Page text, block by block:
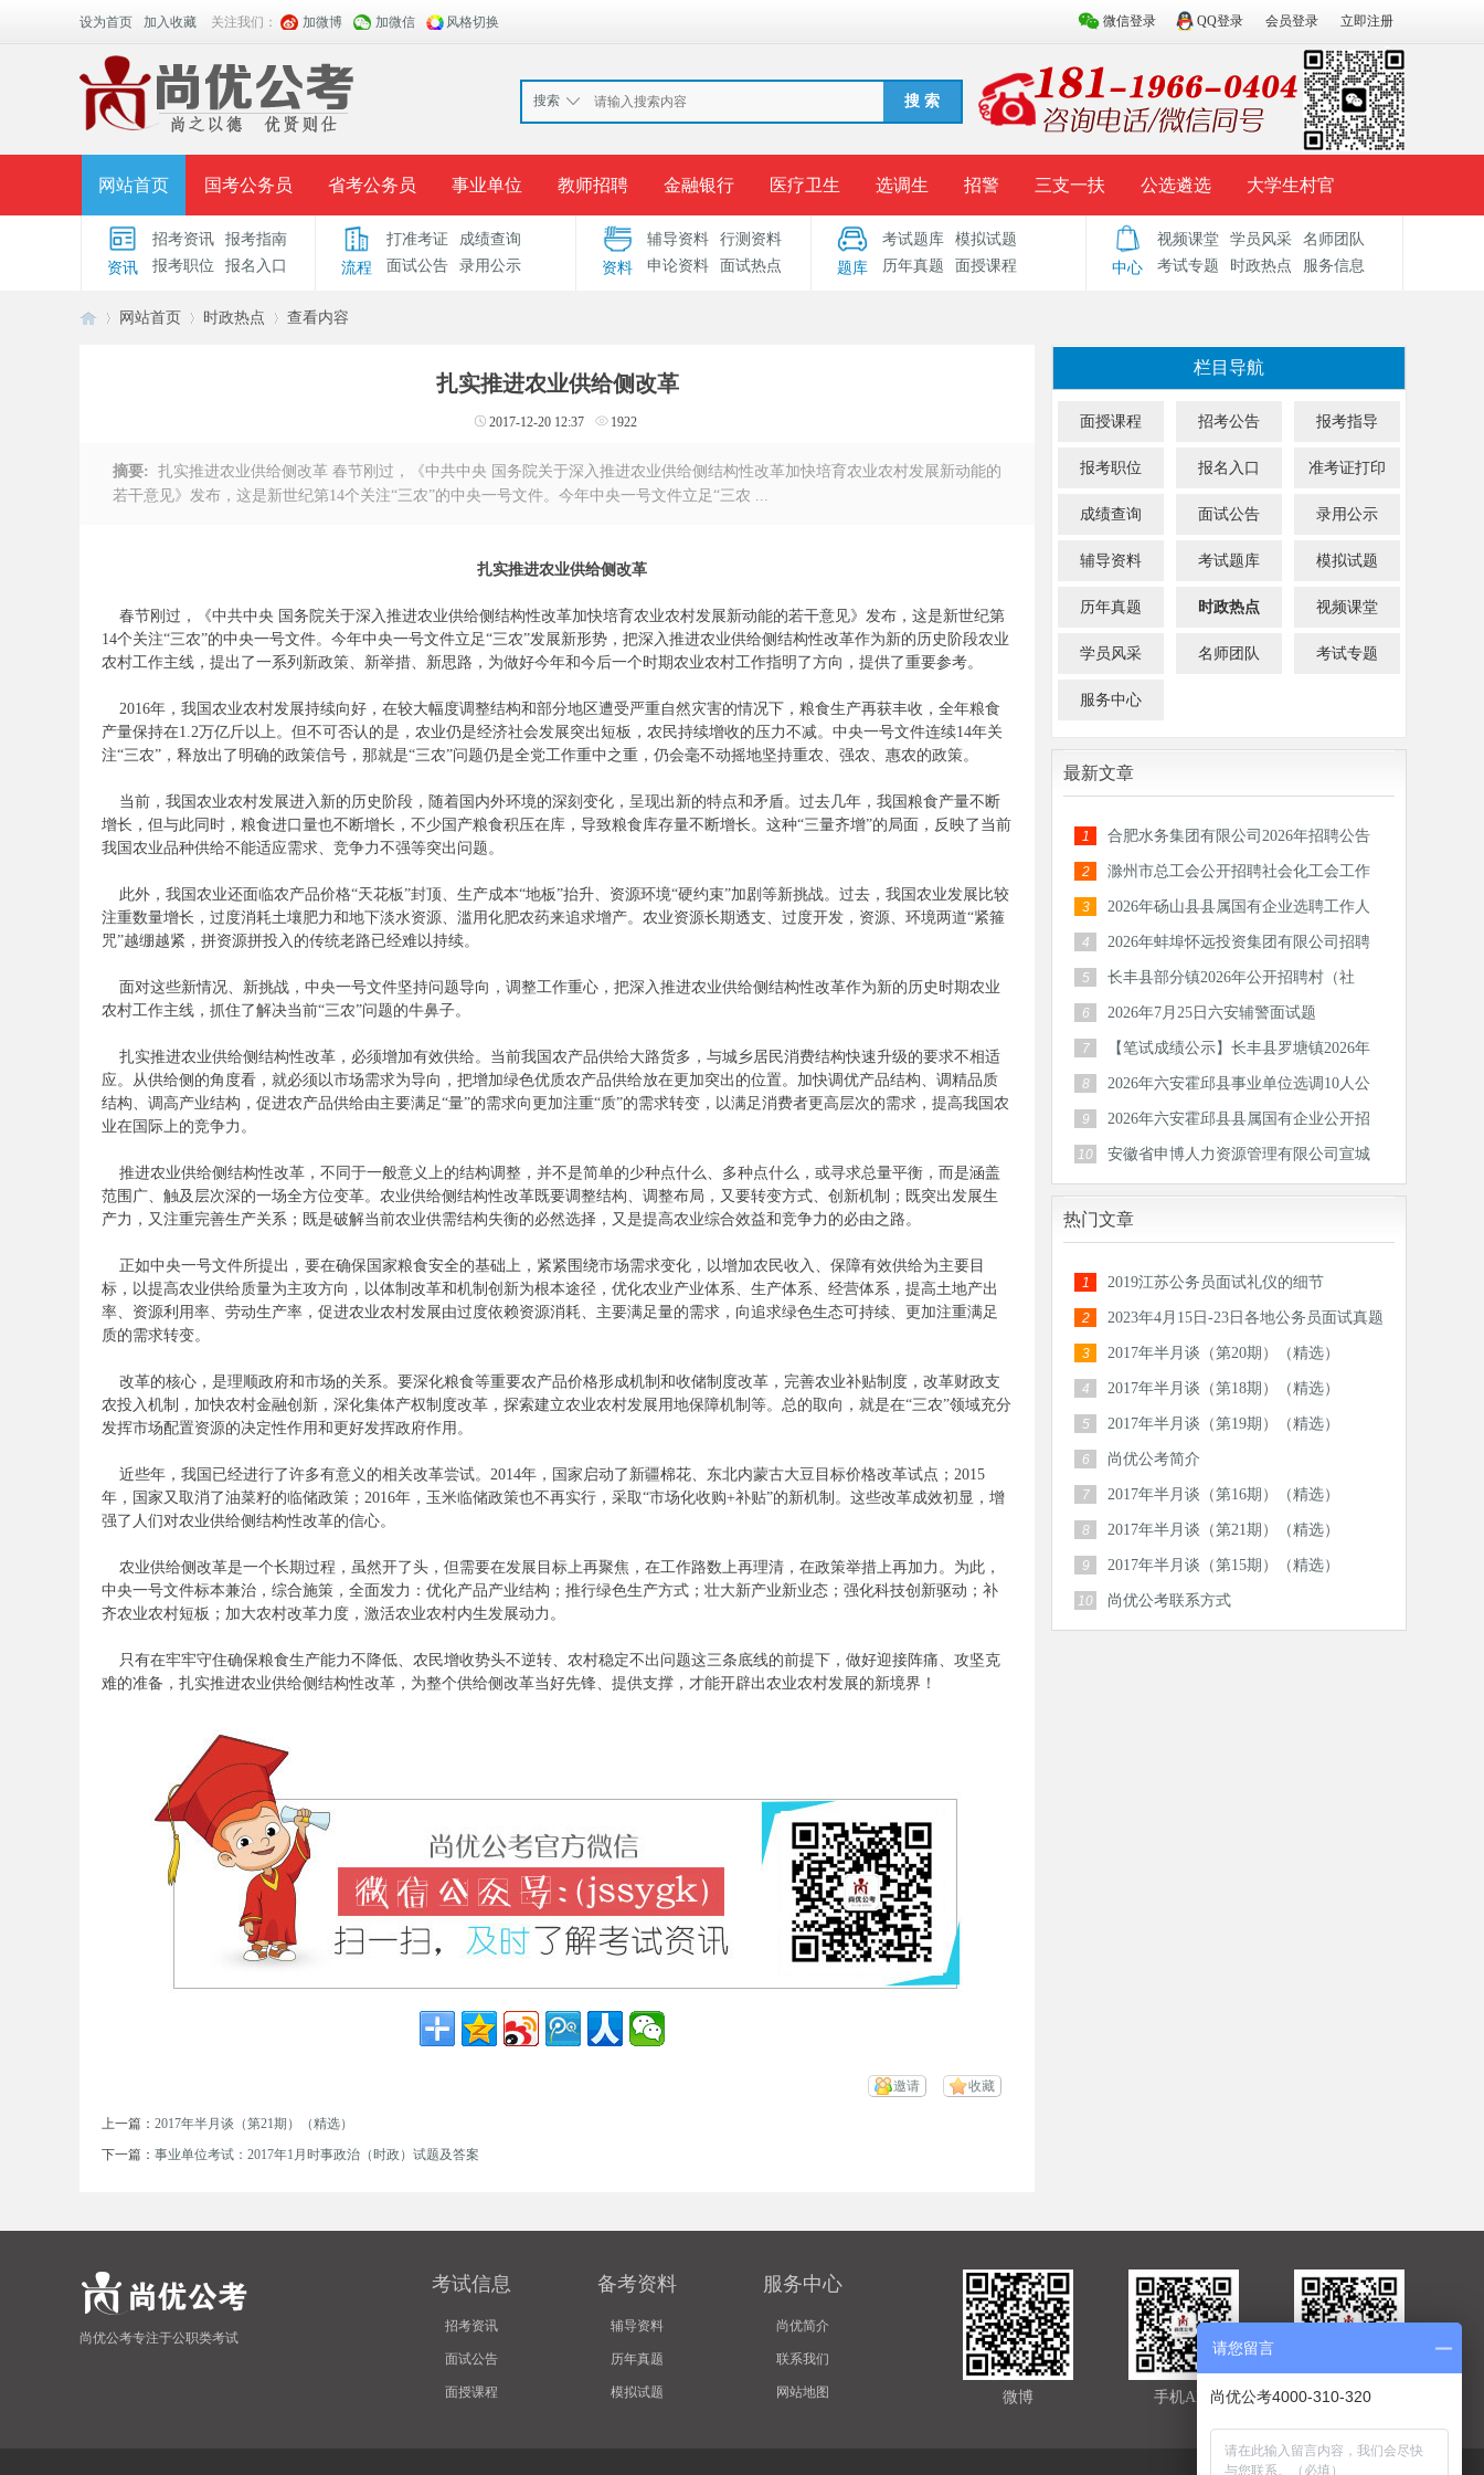
微信登录 QQ登录 会员登录 立即注册
设为首页 加入收藏 关注我们： 加微博 加微信 风格切换
搜索 搜 索
网站首页 国考公务员 省考公务员 事业单位 教师招聘 金融银行 医疗卫生 选调生 招警 三支一扶 公选遴选 大学生村官
面授课程 招考公告 面试公告 报考指导 准考证打印 成绩查询 录用公示 考试题库 辅导资料 历年真题 模拟试题
时政热点 视频课堂 名师团队
资讯
招考资讯
报考指南
报考职位
报名入口 流程
打准考证
成绩查询
面试公告
录用公示 资料
辅导资料
行测资料
申论资料
面试热点 题库
考试题库
模拟试题
历年真题
面授课程 中心
视频课堂 学员风采
名师团队
考试专题
时政热点 服务信息
网站首页 时政热点 查看内容
扎实推进农业供给侧改革
2017-12-20 12:37 1922
摘要: 扎实推进农业供给侧改革 春节刚过，《中共中央 国务院关于深入推进农业供给侧结构性改革加快培育农业农村发展新动能的
若干意见》发布，这是新世纪第14个关注“三农”的中央一号文件。今年中央一号文件立足“三农 ...
扎实推进农业供给侧改革
春节刚过，《中共中央 国务院关于深入推进农业供给侧结构性改革加快培育农业农村发展新动能的若干意见》发布，这是新世纪第
14个关注“三农”的中央一号文件。今年中央一号文件立足“三农”发展新形势，把深入推进农业供给侧结构性改革作为新的历史阶段农业
农村工作主线，提出了一系列新政策、新举措、新思路，为做好今年和今后一个时期农业农村工作指明了方向，提供了重要参考。
2016年，我国农业农村发展持续向好，在较大幅度调整结构和部分地区遭受严重自然灾害的情况下，粮食生产再获丰收，全年粮食
产量保持在1.2万亿斤以上。但不可否认的是，农业仍是经济社会发展突出短板，农民持续增收的压力不减。中央一号文件连续14年关
注“三农”，释放出了明确的政策信号，那就是“三农”问题仍是全党工作重中之重，仍会毫不动摇地坚持重农、强农、惠农的政策。
当前，我国农业农村发展进入新的历史阶段，随着国内外环境的深刻变化，呈现出新的特点和矛盾。过去几年，我国粮食产量不断
增长，但与此同时，粮食进口量也不断增长，不少国产粮食积压在库，导致粮食库存量不断增长。这种“三量齐增”的局面，反映了当前
我国农业品种供给不能适应需求、竞争力不强等突出问题。
此外，我国农业还面临农产品价格“天花板”封顶、生产成本“地板”抬升、资源环境“硬约束”加剧等新挑战。过去，我国农业发展比较
注重数量增长，过度消耗土壤肥力和地下淡水资源、滥用化肥农药来追求增产。农业资源长期透支、过度开发，资源、环境两道“紧箍
咒”越绷越紧，拼资源拼投入的传统老路已经难以持续。
面对这些新情况、新挑战，中央一号文件坚持问题导向，调整工作重心，把深入推进农业供给侧结构性改革作为新的历史时期农业
农村工作主线，抓住了解决当前“三农”问题的牛鼻子。
扎实推进农业供给侧结构性改革，必须增加有效供给。当前我国农产品供给大路货多，与城乡居民消费结构快速升级的要求不相适
应。从供给侧的角度看，就必须以市场需求为导向，把增加绿色优质农产品供给放在更加突出的位置。加快调优产品结构、调精品质
结构、调高产业结构，促进农产品供给由主要满足“量”的需求向更加注重“质”的需求转变，以满足消费者更高层次的需求，提高我国农
业在国际上的竞争力。
推进农业供给侧结构性改革，不同于一般意义上的结构调整，并不是简单的少种点什么、多种点什么，或寻求总量平衡，而是涵盖
范围广、触及层次深的一场全方位变革。农业供给侧结构性改革既要调整结构、调整布局，又要转变方式、创新机制；既突出发展生
产力，又注重完善生产关系；既是破解当前农业供需结构失衡的必然选择，又是提高农业综合效益和竞争力的必由之路。
正如中央一号文件所提出，要在确保国家粮食安全的基础上，紧紧围绕市场需求变化，以增加农民收入、保障有效供给为主要目
标，以提高农业供给质量为主攻方向，以体制改革和机制创新为根本途径，优化农业产业体系、生产体系、经营体系，提高土地产出
率、资源利用率、劳动生产率，促进农业农村发展由过度依赖资源消耗、主要满足量的需求，向追求绿色生态可持续、更加注重满足
质的需求转变。
改革的核心，是理顺政府和市场的关系。要深化粮食等重要农产品价格形成机制和收储制度改革，完善农业补贴制度，改革财政支
农投入机制，加快农村金融创新，深化集体产权制度改革，探索建立农业农村发展用地保障机制等。总的取向，就是在“三农”领域充分
发挥市场配置资源的决定性作用和更好发挥政府作用。
近些年，我国已经进行了许多有意义的相关改革尝试。 2014年，国家启动了新疆棉花、东北内蒙古大豆目标价格改革试点； 2015
年，国家又取消了油菜籽的临储政策； 2016年，玉米临储政策也不再实行，采取“市场化收购+补贴”的新机制。这些改革成效初显，增
强了人们对农业供给侧结构性改革的信心。
农业供给侧改革是一个长期过程，虽然开了头，但需要在发展目标上再聚焦，在工作路数上再理清，在政策举措上再加力。为此，
中央一号文件标本兼治，综合施策，全面发力：优化产品产业结构；推行绿色生产方式；壮大新产业新业态；强化科技创新驱动；补
齐农业农村短板；加大农村改革力度，激活农业农村内生发展动力。
只有在牢牢守住确保粮食生产能力不降低、农民增收势头不逆转、农村稳定不出问题这三条底线的前提下，做好迎接阵痛、攻坚克
难的准备，扎实推进农业供给侧结构性改革，为整个供给侧改革当好先锋、提供支撑，才能开辟出农业农村发展的新境界！
收藏
邀请
上一篇： 2017年半月谈（第21期）（精选）
下一篇： 事业单位考试：2017年1月时事政治（时政）试题及答案
栏目导航
面授课程 招考公告 报考指导
报考职位 报名入口 准考证打印
成绩查询 面试公告 录用公示
辅导资料 考试题库 模拟试题
历年真题 时政热点 视频课堂
学员风采 名师团队 考试专题
服务中心
最新文章
1 合肥水务集团有限公司2026年招聘公告
2
滁州市总工会公开招聘社会化工会工作
者和专
3
2026年砀山县县属国有企业选聘工作人
员公告
4
2026年蚌埠怀远投资集团有限公司招聘
30人公
5
长丰县部分镇2026年公开招聘村（社
区）后备
6 2026年7月25日六安辅警面试题
7
【笔试成绩公示】长丰县罗塘镇2026年
公开招
8
2026年六安霍邱县事业单位选调10人公
告
9
2026年六安霍邱县县属国有企业公开招
聘工作
10
安徽省申博人力资源管理有限公司宣城
分公司
热门文章
1 2019江苏公务员面试礼仪的细节
2
2023年4月15日-23日各地公务员面试真题
汇总
3 2017年半月谈（第20期）（精选）
4 2017年半月谈（第18期）（精选）
5 2017年半月谈（第19期）（精选）
6 尚优公考简介
7 2017年半月谈（第16期）（精选）
8 2017年半月谈（第21期）（精选）
9 2017年半月谈（第15期）（精选）
10 尚优公考联系方式
尚优公考专注于公职类考试
考试信息
招考资讯
面试公告
面授课程
备考资料
辅导资料
历年真题
模拟试题
服务中心
尚优简介
联系我们
网站地图 官方微信
手机APP
微博
请您留言
尚优公考4000-310-320